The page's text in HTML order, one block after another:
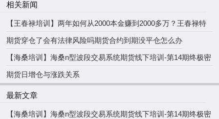
相关新闻
【王春禄培训】两年如何从2000本金赚到2000多万？王春禄特
训营开课！
期货穿仓了会有法律风险吗期货合约到期没平仓怎么办
【海桑培训】海桑n型波段交易系统期货线下培训-第14期终极密
训营开课！
期货日增仓与涨跌关系
最新文章
【海桑培训】海桑n型波段交易系统期货线下培训-第14期终极密